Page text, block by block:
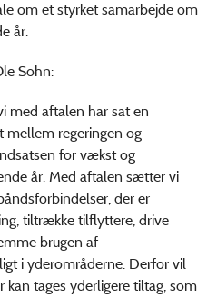
om et styrket samarbejde om
år.
Sohn:
med aftalen har sat en
regeringen og
for vækst og
år. Med aftalen sætter vi
der er
tiltrække tilflyttere, drive
brugen af
i yderområderne. Derfor vil
kan tages yderligere tiltag, som